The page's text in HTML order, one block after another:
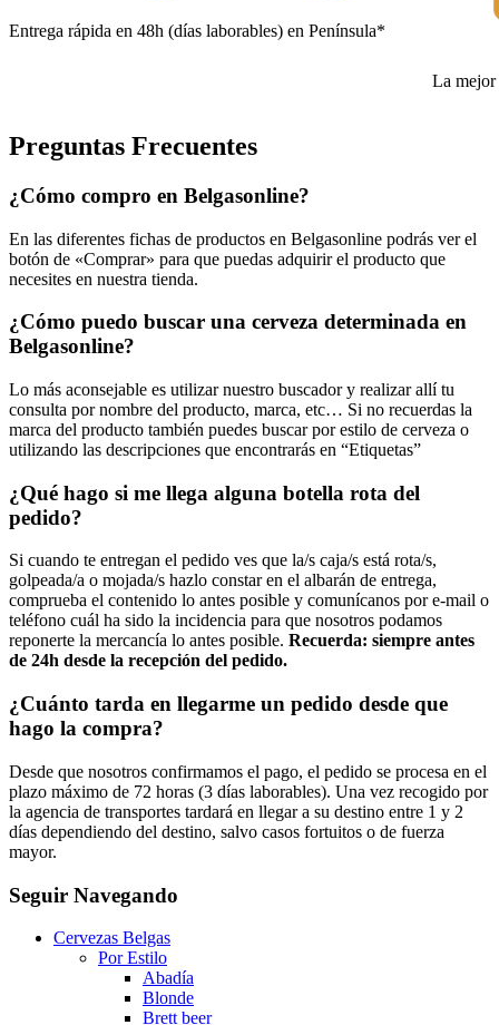
Entrega rápida en 48h (días laborables) en Península*
La mejor
Preguntas Frecuentes
¿Cómo compro en Belgasonline?
En las diferentes fichas de productos en Belgasonline podrás ver el
botón de «Comprar» para que puedas adquirir el producto que
necesites en nuestra tienda.
¿Cómo puedo buscar una cerveza determinada en
Belgasonline?
Lo más aconsejable es utilizar nuestro buscador y realizar allí tu
consulta por nombre del producto, marca, etc… Si no recuerdas la
marca del producto también puedes buscar por estilo de cerveza o
utilizando las descripciones que encontrarás en “Etiquetas”
¿Qué hago si me llega alguna botella rota del
pedido?
Si cuando te entregan el pedido ves que la/s caja/s está rota/s,
golpeada/a o mojada/s hazlo constar en el albarán de entrega,
comprueba el contenido lo antes posible y comunícanos por e-mail o
teléfono cuál ha sido la incidencia para que nosotros podamos
reponerte la mercancía lo antes posible. Recuerda: siempre antes
de 24h desde la recepción del pedido.
¿Cuánto tarda en llegarme un pedido desde que
hago la compra?
Desde que nosotros confirmamos el pago, el pedido se procesa en el
plazo máximo de 72 horas (3 días laborables). Una vez recogido por
la agencia de transportes tardará en llegar a su destino entre 1 y 2
días dependiendo del destino, salvo casos fortuitos o de fuerza
mayor.
Seguir Navegando
Cervezas Belgas
Por Estilo
Abadía
Blonde
Brett beer